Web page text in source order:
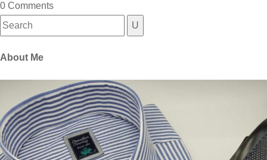
0 Comments
Search
About Me